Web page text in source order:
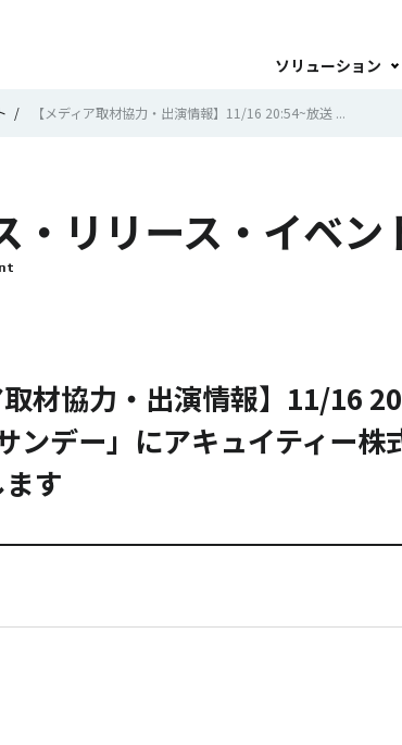
ソリューション
【メディア取材協力・出演情報】11/16 20:54~放送 ...
・ リリース・イベン
取材協力・出演情報】11/16
ンデー」にアキュイティー株
す